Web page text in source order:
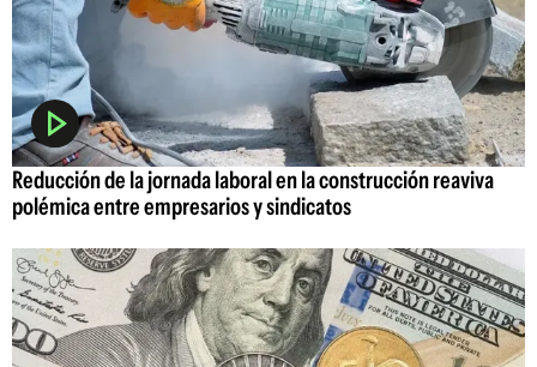
Reducción de la jornada laboral en la construcción reaviva
polémica entre empresarios y sindicatos